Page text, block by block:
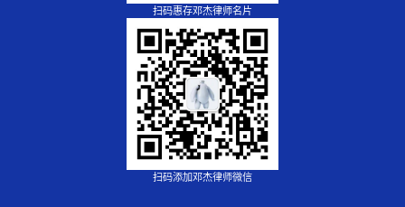
扫码惠存邓杰律师名片
扫码添加邓杰律师微信